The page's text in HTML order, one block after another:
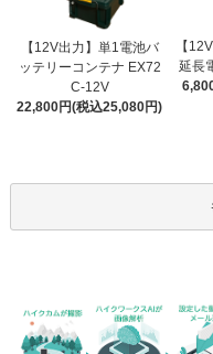
【12V出力】単1電池バ
ッテリーコンテナ EX72
C-12V
22,800円(税込25,080円)
【
延長